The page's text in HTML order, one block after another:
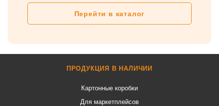
Перейти в каталог
ПРОДУКЦИЯ В НАЛИЧИИ
Картонные коробки
Для маркетплейсов